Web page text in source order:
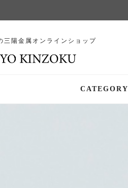
三陽金属オンラインショップ
CATEGORY